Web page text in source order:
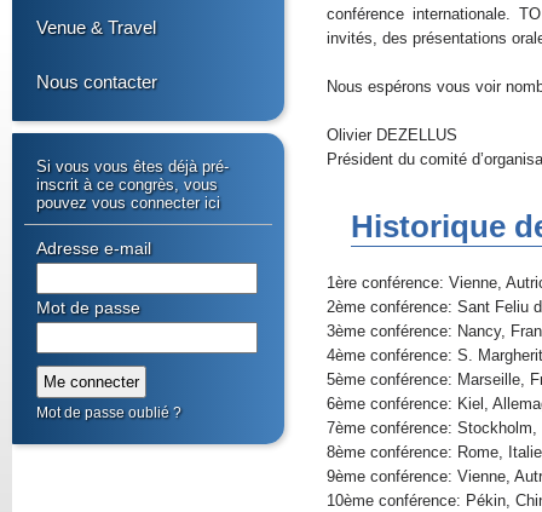
Venue & Travel
Nous contacter
Si vous vous êtes déjà pré-
inscrit à ce congrès, vous
pouvez vous connecter ici
Mot de passe oublié ?
Adresse e-mail
Mot de passe
conférence internationale.
invités, des présentations
Nous espérons vous voir
Olivier DEZELLUS
Président du comité
Historique
1ère conférence: Vienne,
2ème conférence: Sant Feliu
3ème conférence: Nancy,
4ème conférence: S.
5ème conférence: Marseille,
6ème conférence: Kiel,
7ème conférence: Stockholm,
8ème conférence: Rome,
9ème conférence: Vienne,
10ème conférence: Pékin,